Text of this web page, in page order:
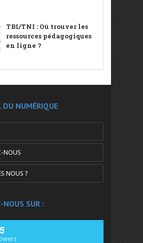
TBI/TNI : Où trouver les
ressources pédagogiques
en ligne ?
DU NUMÉRIQUE
NOUS
NOUS ?
NOUS SUR :